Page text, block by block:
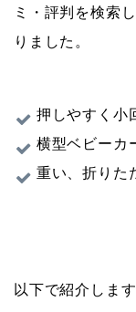
ミ・評判を検索
りました。
押しやすく小
横型ベビーカ
重い、折りた
以下で紹介します